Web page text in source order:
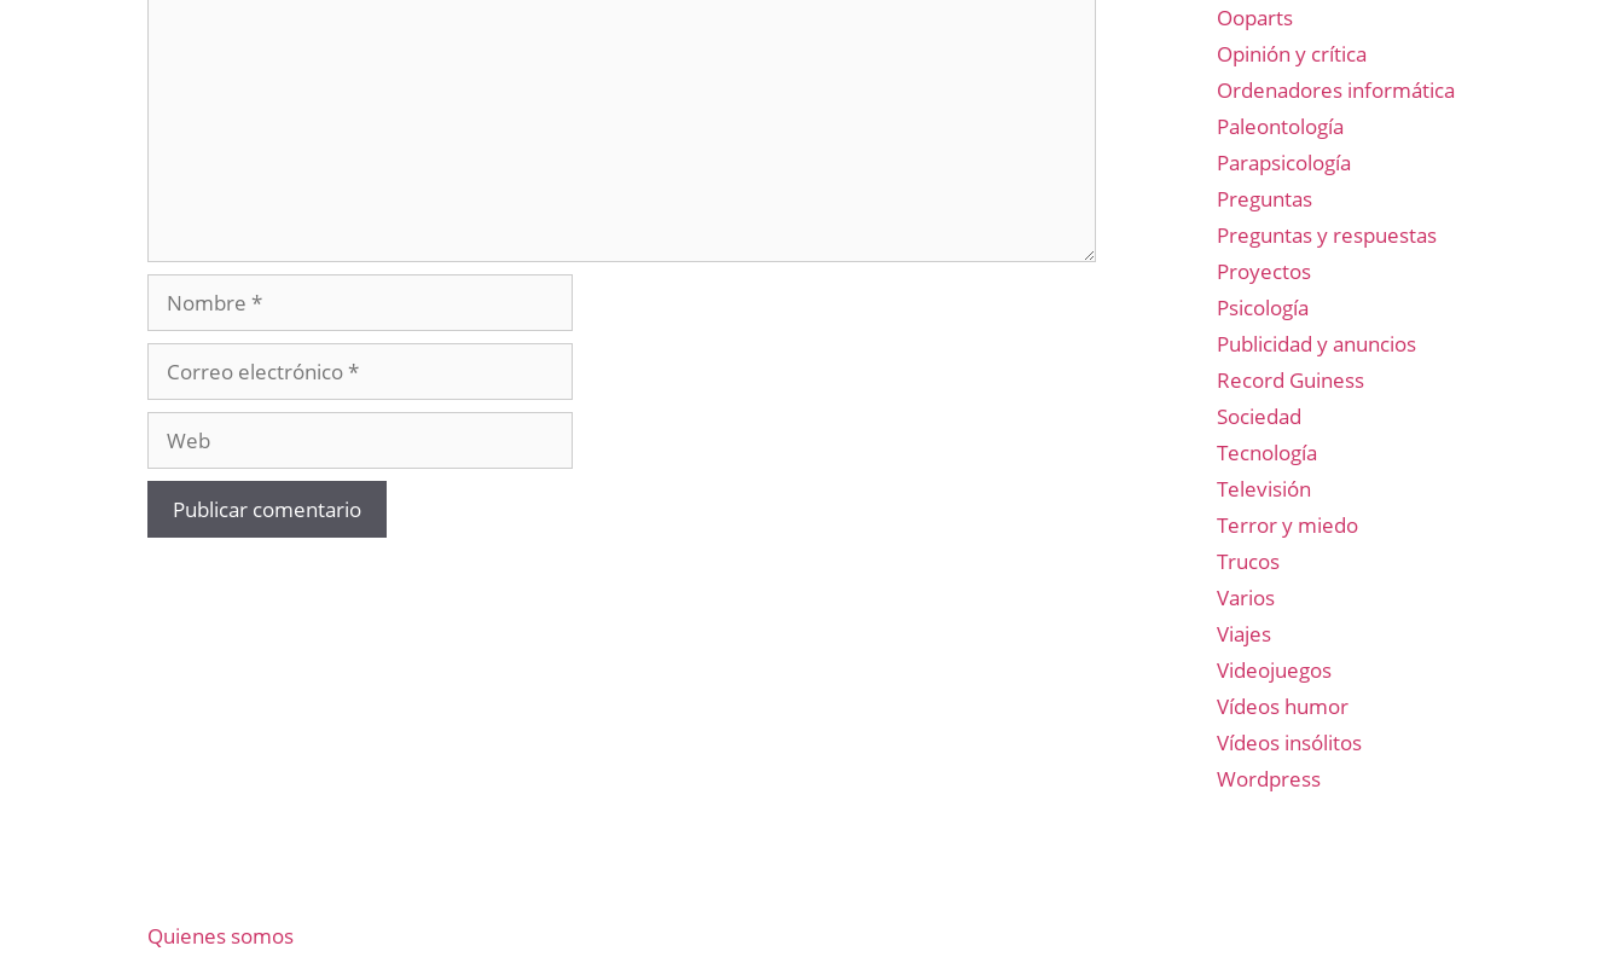
Nombre
electrónico
Ooparts
Opinión y crítica
Ordenadores informática
Paleontología
Parapsicología
Preguntas
Preguntas y respuestas
Proyectos
Psicología
Publicidad y anuncios
Record Guiness
Sociedad
Tecnología
Televisión
Terror y miedo
Trucos
Varios
Viajes
Videojuegos
Vídeos humor
Vídeos insólitos
Wordpress
Quienes somos